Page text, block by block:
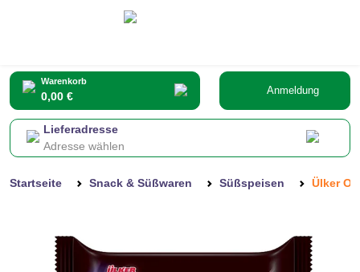
Warenkorb
0,00 € Anmeldung
Lieferadresse
Adresse wählen
Startseite Snack & Süßwaren Süßspeisen Ülker